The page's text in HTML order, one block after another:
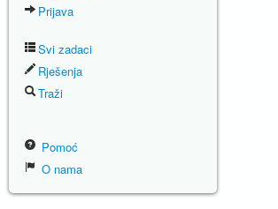
Prijava
Svi zadaci
Rješenja
Traži
Pomoć
O nama